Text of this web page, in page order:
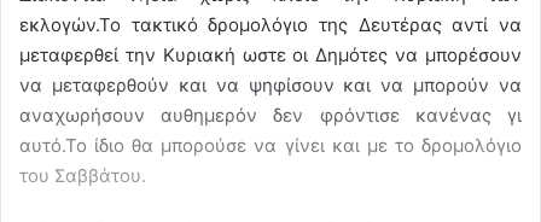
εκλογών.Το τακτικό δρομολόγιο της Δευτέρας αντί να
μεταφερθεί την Κυριακή ωστε οι Δημότες να μπορέσουν
να μεταφερθούν και να ψηφίσουν και να μπορούν να
αναχωρήσουν αυθημερόν δεν φρόντισε κανένας γι
αυτό.Το ίδιο θα μπορούσε να γίνει και με το δρομολόγιο
του Σαββάτου.